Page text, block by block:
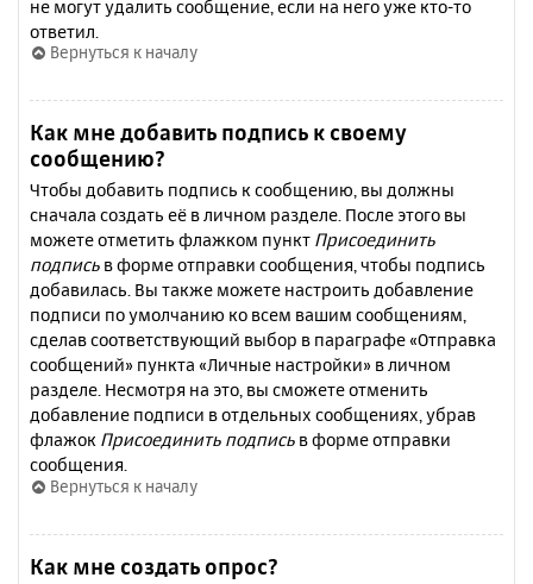
не могут удалить сообщение, если на него уже кто-то
ответил.
Вернуться к началу
Как мне добавить подпись к своему
сообщению?
Чтобы добавить подпись к сообщению, вы должны
сначала создать её в личном разделе. После этого вы
можете отметить флажком пункт Присоединить
подпись в форме отправки сообщения, чтобы подпись
добавилась. Вы также можете настроить добавление
подписи по умолчанию ко всем вашим сообщениям,
сделав соответствующий выбор в параграфе «Отправка
сообщений» пункта «Личные настройки» в личном
разделе. Несмотря на это, вы сможете отменить
добавление подписи в отдельных сообщениях, убрав
флажок Присоединить подпись в форме отправки
сообщения.
Вернуться к началу
Как мне создать опрос?